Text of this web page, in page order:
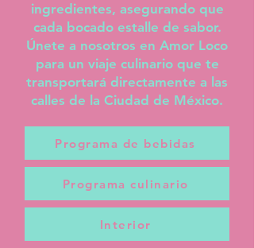
ingredientes, asegurando que
cada bocado estalle de sabor.
Únete a nosotros en Amor Loco
para un viaje culinario que te
transportará directamente a las
calles de la Ciudad de México.
Programa de bebidas
Programa culinario
Interior